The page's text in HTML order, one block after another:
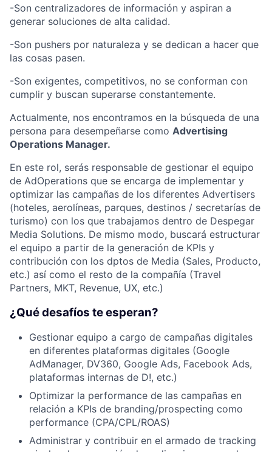
-Son centralizadores de información y aspiran a
generar soluciones de alta calidad.
-Son pushers por naturaleza y se dedican a hacer que
las cosas pasen.
-Son exigentes, competitivos, no se conforman con
cumplir y buscan superarse constantemente.
Actualmente, nos encontramos en la búsqueda de una
persona para desempeñarse como Advertising
Operations Manager.
En este rol, serás responsable de gestionar el equipo
de AdOperations que se encarga de implementar y
optimizar las campañas de los diferentes Advertisers
(hoteles, aerolíneas, parques, destinos / secretarías de
turismo) con los que trabajamos dentro de Despegar
Media Solutions. De mismo modo, buscará estructurar
el equipo a partir de la generación de KPIs y
contribución con los dptos de Media (Sales, Producto,
etc.) así como el resto de la compañía (Travel
Partners, MKT, Revenue, UX, etc.)
¿Qué desafíos te esperan?
Gestionar equipo a cargo de campañas digitales
en diferentes plataformas digitales (Google
AdManager, DV360, Google Ads, Facebook Ads,
plataformas internas de D!, etc.)
Optimizar la performance de las campañas en
relación a KPIs de branding/prospecting como
performance (CPA/CPL/ROAS)
Administrar y contribuir en el armado de tracking